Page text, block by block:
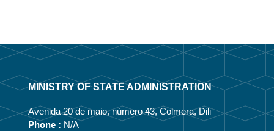
MINISTRY OF STATE ADMINISTRATION
Avenida 20 de maio, número 43, Colmera, Dili
Phone : N/A